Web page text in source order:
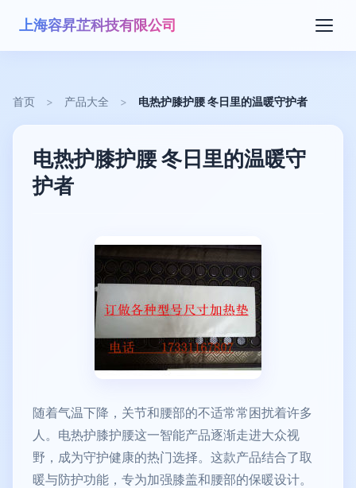
上海容昇芷科技有限公司
首页 > 产品大全 > 电热护膝护腰 冬日里的温暖守护者
电热护膝护腰 冬日里的温暖守
护者
随着气温下降，关节和腰部的不适常常困扰着许多
人。电热护膝护腰这一智能产品逐渐走进大众视
野，成为守护健康的热门选择。这款产品结合了取
暖与防护功能，专为加强膝盖和腰部的保暖设计。